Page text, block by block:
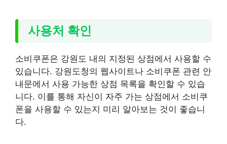
사용처 확인
소비쿠폰은 강원도 내의 지정된 상점에서 사용할 수
있습니다. 강원도청의 웹사이트나 소비쿠폰 관련 안
내문에서 사용 가능한 상점 목록을 확인할 수 있습
니다. 이를 통해 자신이 자주 가는 상점에서 소비쿠
폰을 사용할 수 있는지 미리 알아보는 것이 좋습니
다.